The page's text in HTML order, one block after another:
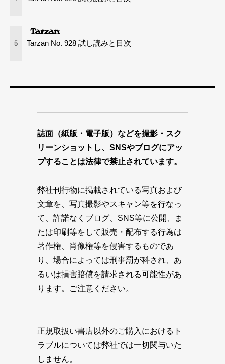
5 Tarzan No. 928 試し読みと目次
誌面（紙版・電子版）などを撮影・スク
リーンショットし、SNSやブログにアッ
プすることは法律で禁止されています。
弊社刊行物に掲載されている写真および
文章を、写真撮影やスキャン等を行なっ
て、許諾なくブログ、SNS等に公開、ま
たは印刷等をして販売・配布する行為は
著作権、肖像権等を侵害するものであ
り、場合によっては刑事罰が科され、あ
るいは損害賠償を請求される可能性があ
ります。ご注意ください。
正規取扱い書店以外のご購入におけるト
ラブルについては弊社では一切関与いた
しません。